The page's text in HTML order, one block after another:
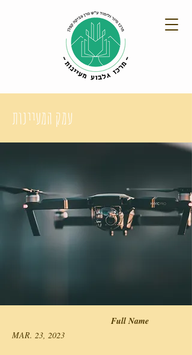
Full Name
MAR. 23, 2023
עמק המעיינות